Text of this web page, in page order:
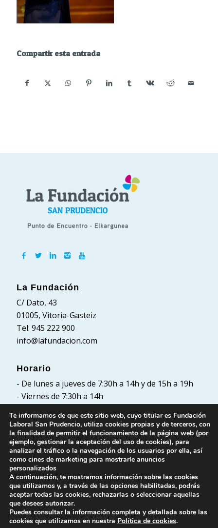
Compartir esta entrada
La Fundación
C/ Dato, 43
01005, Vitoria-Gasteiz
Tel: 945 222 900
info@lafundacion.com
Horario
- De lunes a jueves de 7:30h a 14h y de 15h a 19h
- Viernes de 7:30h a 14h
Políticas
Política de Privacidad
Política de cookies
Aviso Legal
Te informamos de que este sitio web, cuyo titular es Fundación
Laboral San Prudencio, utiliza cookies propias y de terceros, con
la finalidad de permitir el funcionamiento de la página web (por
ejemplo, gestionar la aceptación del uso de cookies), para
analizar el tráfico o la navegación de los usuarios por ella, así
como cines de marketing para mostrarle anuncios
personalizados
A continuación, te mostramos información sobre las cookies
que utilizamos y, a través de las opciones habilitadas, podrás
aceptar todas las cookies, rechazarlas o seleccionar aquellas
que desees autorizar.
Puedes consultar la información completa y detallada sobre las
cookies que utilizamos en nuestra Política de cookies.